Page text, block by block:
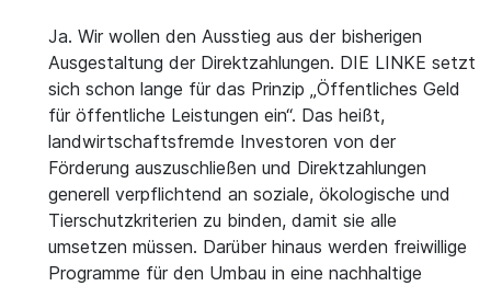
Ja. Wir wollen den Ausstieg aus der bisherigen
Ausgestaltung der Direktzahlungen. DIE LINKE setzt
sich schon lange für das Prinzip „Öffentliches Geld
für öffentliche Leistungen ein“. Das heißt,
landwirtschaftsfremde Investoren von der
Förderung auszuschließen und Direktzahlungen
generell verpflichtend an soziale, ökologische und
Tierschutzkriterien zu binden, damit sie alle
umsetzen müssen. Darüber hinaus werden freiwillige
Programme für den Umbau in eine nachhaltige